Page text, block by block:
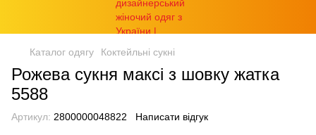
Каталог одягу Коктейльні сукні
Рожева сукня максі з шовку жатка
5588
Артикул: 2800000048822 Написати відгук